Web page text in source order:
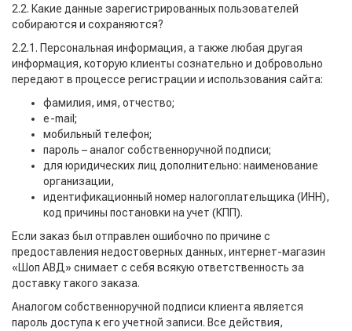
2.2. Какие данные зарегистрированных пользователей
собираются и сохраняются?
2.2.1. Персональная информация, а также любая другая
информация, которую клиенты сознательно и добровольно
передают в процессе регистрации и использования сайта:
фамилия, имя, отчество;
e-mail;
мобильный телефон;
пароль – аналог собственноручной подписи;
для юридических лиц дополнительно: наименование
организации,
идентификационный номер налогоплательщика (ИНН),
код причины постановки на учет (КПП).
Если заказ был отправлен ошибочно по причине с
предоставления недостоверных данных, интернет-магазин
«Шоп АВД» снимает с себя всякую ответственность за
доставку такого заказа.
Аналогом собственноручной подписи клиента является
пароль доступа к его учетной записи. Все действия,